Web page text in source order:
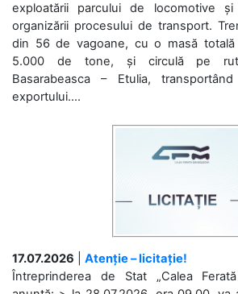
exploatării parcului de locomotive
organizării procesului de transport.
din 56 de vagoane, cu o masă totală
5.000 de tone, și circulă pe
Basarabeasca – Etulia,
exportului....
17.07.2026
Atenție – licitație!
Întreprinderea de Stat „Calea